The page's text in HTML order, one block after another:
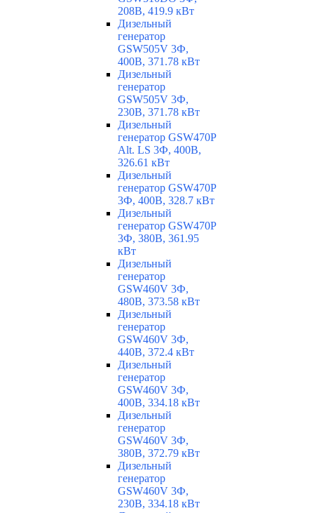
208В, 419.9 кВт
Дизельный
генератор
GSW505V 3Ф,
400В, 371.78 кВт
Дизельный
генератор
GSW505V 3Ф,
230В, 371.78 кВт
Дизельный
генератор GSW470P
Alt. LS 3Ф, 400В,
326.61 кВт
Дизельный
генератор GSW470P
3Ф, 400В, 328.7 кВт
Дизельный
генератор GSW470P
3Ф, 380В, 361.95
кВт
Дизельный
генератор
GSW460V 3Ф,
480В, 373.58 кВт
Дизельный
генератор
GSW460V 3Ф,
440В, 372.4 кВт
Дизельный
генератор
GSW460V 3Ф,
400В, 334.18 кВт
Дизельный
генератор
GSW460V 3Ф,
380В, 372.79 кВт
Дизельный
генератор
GSW460V 3Ф,
230В, 334.18 кВт